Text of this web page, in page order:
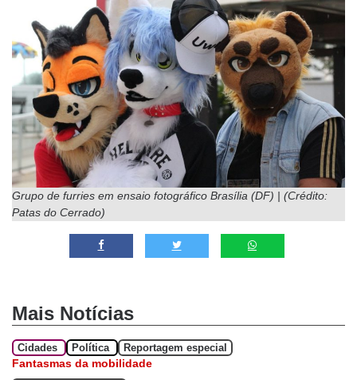
Grupo de furries em ensaio fotográfico Brasília (DF) | (Crédito:
Patas do Cerrado)
Mais Notícias
Cidades Política Reportagem especial
Fantasmas da mobilidade